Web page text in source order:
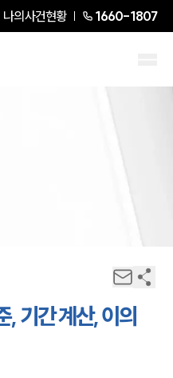
나의사건현황 1660-1807
, 기간 계산, 이의